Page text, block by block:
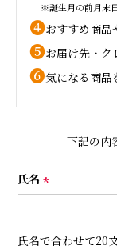
※誕生月の前月末
❹おすすめ商品
❺お届け先・ク
❻気になる商品
下記の内
氏名
須
氏名で合わせて20